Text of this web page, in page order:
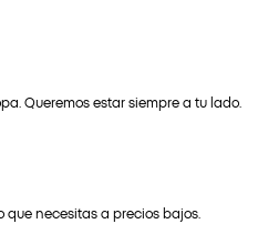
Queremos estar siempre a tu lado.
necesitas a precios bajos.